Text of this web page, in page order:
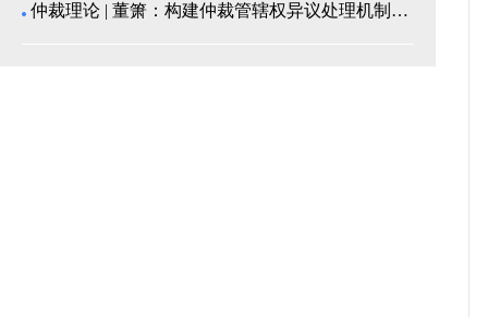
仲裁理论 | 董箫：构建仲裁管辖权异议处理机制的中...